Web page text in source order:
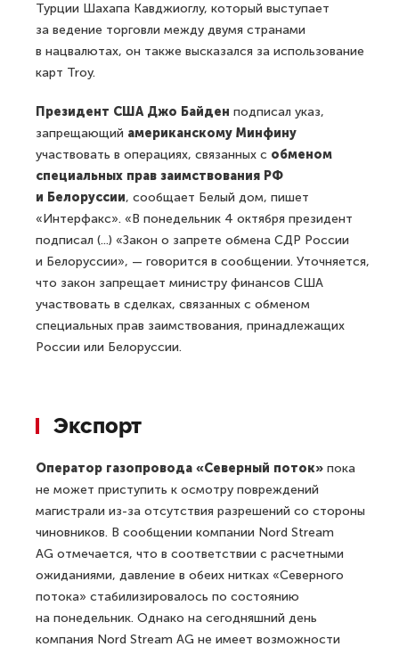
Турции Шахапа Кавджиоглу, который выступает
за ведение торговли между двумя странами
в нацвалютах, он также высказался за использование
карт Troy.
Президент США Джо Байден подписал указ,
запрещающий американскому Минфину
участвовать в операциях, связанных с обменом
специальных прав заимствования РФ
и Белоруссии, сообщает Белый дом, пишет
«Интерфакс». «В понедельник 4 октября президент
подписал (...) «Закон о запрете обмена СДР России
и Белоруссии», — говорится в сообщении. Уточняется,
что закон запрещает министру финансов США
участвовать в сделках, связанных с обменом
специальных прав заимствования, принадлежащих
России или Белоруссии.
Экспорт
Оператор газопровода «Северный поток» пока
не может приступить к осмотру повреждений
магистрали из-за отсутствия разрешений со стороны
чиновников. В сообщении компании Nord Stream
AG отмечается, что в соответствии с расчетными
ожиданиями, давление в обеих нитках «Северного
потока» стабилизировалось по состоянию
на понедельник. Однако на сегодняшний день
компания Nord Stream AG не имеет возможности